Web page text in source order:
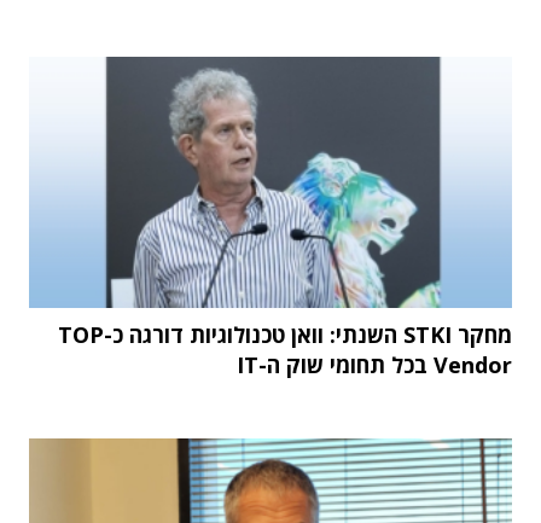
מחקר STKI השנתי: וואן טכנולוגיות דורגה כ-TOP
Vendor בכל תחומי שוק ה-IT